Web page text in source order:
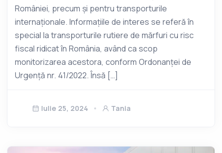
României, precum și pentru transporturile
internaționale. Informațiile de interes se referă în
special la transporturile rutiere de mărfuri cu risc
fiscal ridicat în România, având ca scop
monitorizarea acestora, conform Ordonanței de
Urgență nr. 41/2022. Însă […]
Iulie 25, 2024 Tania